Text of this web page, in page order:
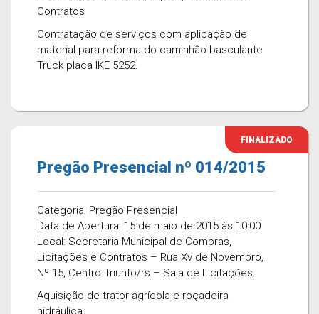
Contratos
Contratação de serviços com aplicação de
material para reforma do caminhão basculante
Truck placa IKE 5252.
FINALIZADO
Pregão Presencial nº 014/2015
Categoria: Pregão Presencial
Data de Abertura: 15 de maio de 2015 às 10:00
Local: Secretaria Municipal de Compras,
Licitações e Contratos – Rua Xv de Novembro,
Nº 15, Centro Triunfo/rs – Sala de Licitações.
Aquisição de trator agrícola e roçadeira
hidráulica.